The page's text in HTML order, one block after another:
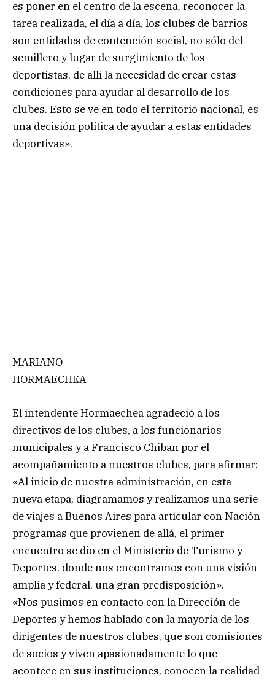
es poner en el centro de la escena, reconocer la
tarea realizada, el día a día, los clubes de barrios
son entidades de contención social, no sólo del
semillero y lugar de surgimiento de los
deportistas, de allí la necesidad de crear estas
condiciones para ayudar al desarrollo de los
clubes. Esto se ve en todo el territorio nacional, es
una decisión política de ayudar a estas entidades
deportivas».
MARIANO
HORMAECHEA
El intendente Hormaechea agradeció a los
directivos de los clubes, a los funcionarios
municipales y a Francisco Chiban por el
acompañamiento a nuestros clubes, para afirmar:
«Al inicio de nuestra administración, en esta
nueva etapa, diagramamos y realizamos una serie
de viajes a Buenos Aires para articular con Nación
programas que provienen de allá, el primer
encuentro se dio en el Ministerio de Turismo y
Deportes, donde nos encontramos con una visión
amplia y federal, una gran predisposición».
«Nos pusimos en contacto con la Dirección de
Deportes y hemos hablado con la mayoría de los
dirigentes de nuestros clubes, que son comisiones
de socios y viven apasionadamente lo que
acontece en sus instituciones, conocen la realidad